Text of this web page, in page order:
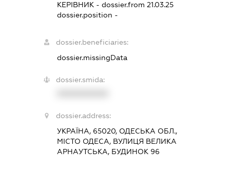
КЕРІВНИК - dossier.from 21.03.25
dossier.position -
dossier.beneficiaries:
dossier.missingData
dossier.smida:
dossier.address:
УКРАЇНА, 65020, ОДЕСЬКА ОБЛ.,
МІСТО ОДЕСА, ВУЛИЦЯ ВЕЛИКА
АРНАУТСЬКА, БУДИНОК 96